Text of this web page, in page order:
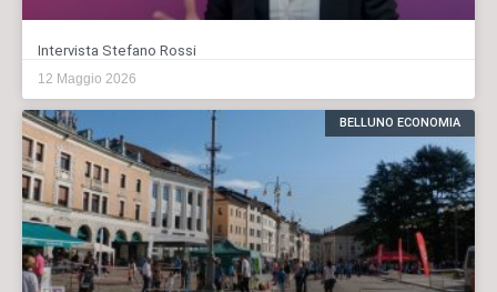
Intervista Stefano Rossi
12 Maggio 2026
BELLUNO ECONOMIA